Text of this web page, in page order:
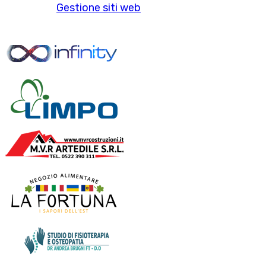
Gestione siti web